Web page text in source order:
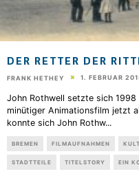
DER RETTER DER
FRANK HETHEY 1. FEBRUAR
John Rothwell setzte sich
minütiger Animationsfilm jetzt
konnte sich John Rothw...
BREMEN FILMAUFNAHMEN
STADTTEILE TITELSTORY EIN